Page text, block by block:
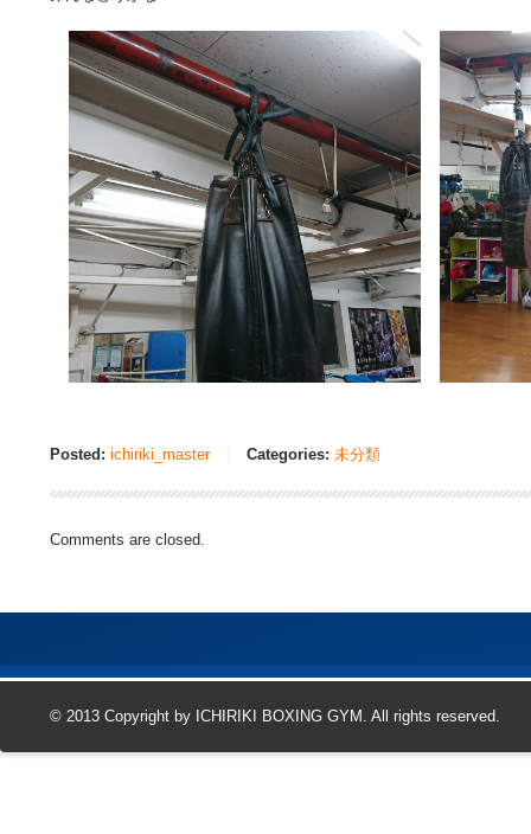
Posted: ichiriki_master Categories: 未分類
Comments are closed.
© 2013 Copyright by ICHIRIKI BOXING GYM. All rights reserved.